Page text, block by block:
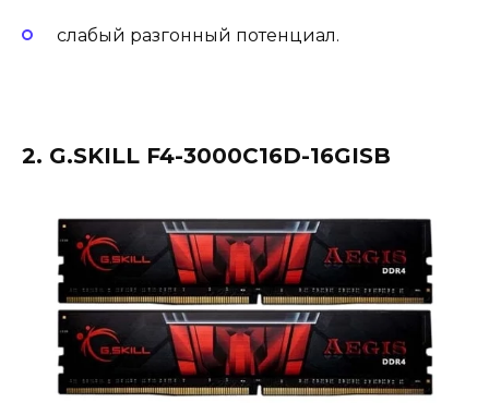
слабый разгонный потенциал.
2. G.SKILL F4-3000C16D-16GISB